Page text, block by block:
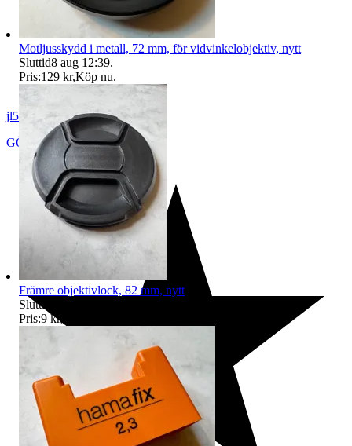
jl54
GÖTEBORG,Sverige
Motljusskydd i metall, 72 mm, för vidvinkelobjektiv, nytt
Sluttid8 aug 12:39.
Pris:129 kr,Köp nu.
Främre objektivlock, 82 mm, nytt
Sluttid
Pris:9 kr,